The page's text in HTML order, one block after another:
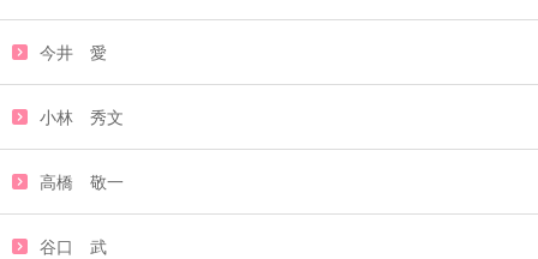
今井 愛
小林 秀文
高橋 敬一
谷口 武